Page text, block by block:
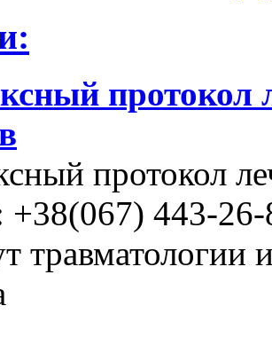
протокол
протокол
+38(067) 443-